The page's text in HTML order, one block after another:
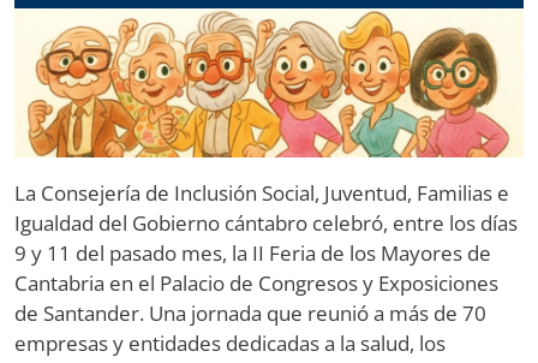
La Consejería de Inclusión Social, Juventud, Familias e
Igualdad del Gobierno cántabro celebró, entre los días
9 y 11 del pasado mes, la II Feria de los Mayores de
Cantabria en el Palacio de Congresos y Exposiciones
de Santander. Una jornada que reunió a más de 70
empresas y entidades dedicadas a la salud, los